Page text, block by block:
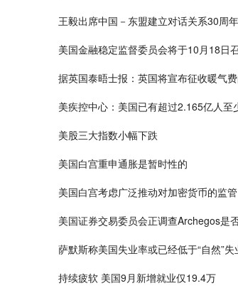
王毅出席中国－东盟建立对话关系30周
美国金融稳定监督委员会将于10月18日
据英国泰晤士报：英国将宣布征收暖气
美疾控中心：美国已有超过2.165亿人至
美股三大指数小幅下跌
美国白宫重申通胀是暂时性的
美国白宫考虑广泛推动对加密货币的监管
美国证券交易委员会正调查Archegos是
萨默斯称美国失业率或已经低于“自然”
持续疲软 美国9月新增就业仅19.4万